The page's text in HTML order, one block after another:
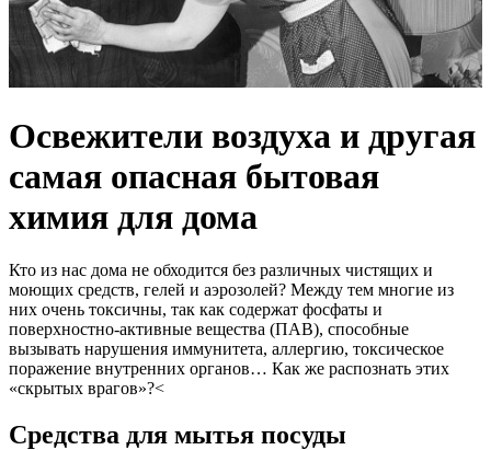
Освежители воздуха и другая
самая опасная бытовая
химия для дома
Кто из нас дома не обходится без различных чистящих и
моющих средств, гелей и аэрозолей? Между тем многие из
них очень токсичны, так как содержат фосфаты и
поверхностно-активные вещества (ПАВ), способные
вызывать нарушения иммунитета, аллергию, токсическое
поражение внутренних органов… Как же распознать этих
«скрытых врагов»?<
Средства для мытья посуды